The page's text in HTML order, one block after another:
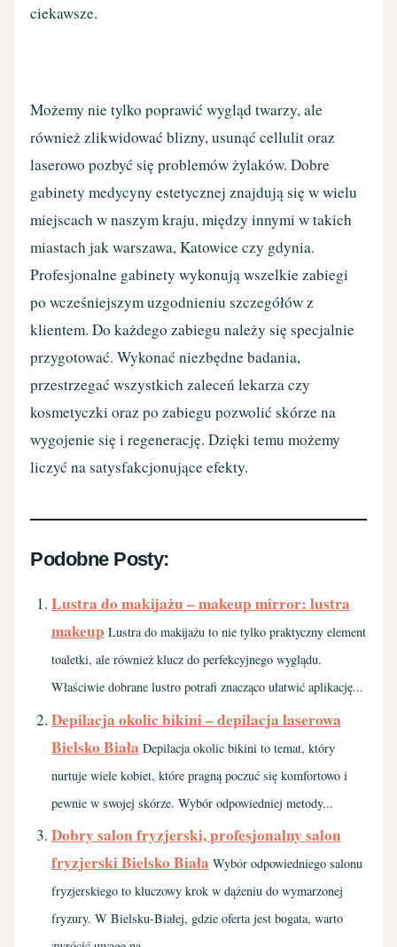
ciekawsze.
Możemy nie tylko poprawić wygląd twarzy, ale
również zlikwidować blizny, usunąć cellulit oraz
laserowo pozbyć się problemów żylaków. Dobre
gabinety medycyny estetycznej znajdują się w wielu
miejscach w naszym kraju, między innymi w takich
miastach jak warszawa, Katowice czy gdynia.
Profesjonalne gabinety wykonują wszelkie zabiegi
po wcześniejszym uzgodnieniu szczegółów z
klientem. Do każdego zabiegu należy się specjalnie
przygotować. Wykonać niezbędne badania,
przestrzegać wszystkich zaleceń lekarza czy
kosmetyczki oraz po zabiegu pozwolić skórze na
wygojenie się i regenerację. Dzięki temu możemy
liczyć na satysfakcjonujące efekty.
Podobne Posty:
Lustra do makijażu – makeup mirror: lustra
makeup Lustra do makijażu to nie tylko praktyczny element
toaletki, ale również klucz do perfekcyjnego wyglądu.
Właściwie dobrane lustro potrafi znacząco ułatwić aplikację...
Depilacja okolic bikini – depilacja laserowa
Bielsko Biała Depilacja okolic bikini to temat, który
nurtuje wiele kobiet, które pragną poczuć się komfortowo i
pewnie w swojej skórze. Wybór odpowiedniej metody...
Dobry salon fryzjerski, profesjonalny salon
fryzjerski Bielsko Biała Wybór odpowiedniego salonu
fryzjerskiego to kluczowy krok w dążeniu do wymarzonej
fryzury. W Bielsku-Białej, gdzie oferta jest bogata, warto